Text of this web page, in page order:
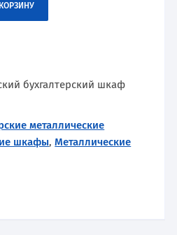
бухгалтерский шкаф
металлические
шкафы,Металлические